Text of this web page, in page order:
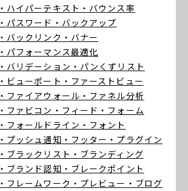
・ハイパーテキスト ・バウンス率
・パスワード ・バックアップ
・バックリンク ・バナー
・パフォーマンス最適化
・バリデーション ・パンくずリスト
・ビューポート ・ファーストビュー
・ファイアウォール ・ファネル分析
・ファビコン ・フィード ・フォーム
・フォールドライン ・フォント
・プッシュ通知 ・フッター ・プラグイン
・ブラックリスト ・ブランディング
・ブランド認知 ・ブレークポイント
・フレームワーク ・プレビュー ・ブログ